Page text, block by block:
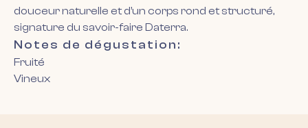
douceur naturelle et d’un corps rond et structuré,
signature du savoir-faire Daterra.
Notes de dégustation:
Fruité
Vineux